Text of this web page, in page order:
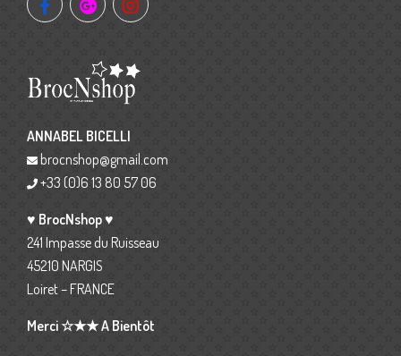
ANNABEL BICELLI
brocnshop@gmail.com
+33 (0)6 13 80 57 06
♥ BrocNshop ♥
241 Impasse du Ruisseau
45210 NARGIS
Loiret – FRANCE
Merci ☆★★ A Bientôt